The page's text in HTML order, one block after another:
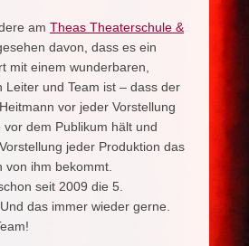
am Theas Theaterschule &
davon, dass es ein
mit einem wunderbaren,
Leiter und Team ist – dass der
vor jeder Vorstellung
dem Publikum hält und
jeder Produktion das
von ihm bekommt.
seit 2009 die 5.
das immer wieder gerne.